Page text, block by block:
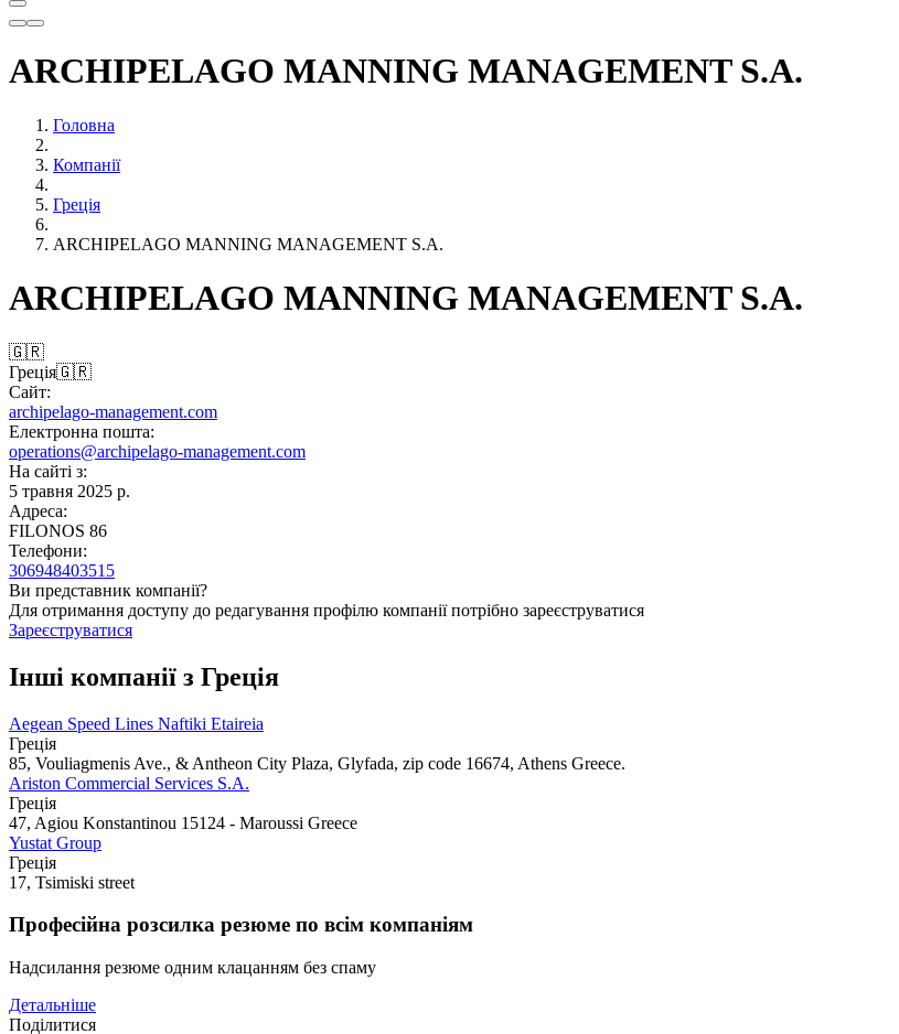
ARCHIPELAGO MANNING MANAGEMENT S.A.
Головна
Компанії
Греція
ARCHIPELAGO MANNING MANAGEMENT S.A.
ARCHIPELAGO MANNING MANAGEMENT S.A.
🇬🇷
Греція🇬🇷
Сайт:
archipelago-management.com
Електронна пошта:
operations@archipelago-management.com
На сайті з:
5 травня 2025 р.
Адреса:
FILONOS 86
Телефони:
306948403515
Ви представник компанії?
Для отримання доступу до редагування профілю компанії потрібно зареєструватися
Зареєструватися
Інші компанії з Греція
Aegean Speed Lines Naftiki Etaireia
Греція
85, Vouliagmenis Ave., & Antheon City Plaza, Glyfada, zip code 16674, Athens Greece.
Ariston Commercial Services S.A.
Греція
47, Agiou Konstantinou 15124 - Maroussi Greece
Yustat Group
Греція
17, Tsimiski street
Професійна розсилка резюме по всім компаніям
Надсилання резюме одним клацанням без спаму
Детальніше
Поділитися